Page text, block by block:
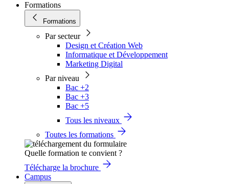
Formations
Formations
Par secteur
Design et Création Web
Informatique et Développement
Marketing Digital
Par niveau
Bac +2
Bac +3
Bac +5
Tous les niveaux
Toutes les formations
Quelle formation te convient ?
Télécharge la brochure
Campus